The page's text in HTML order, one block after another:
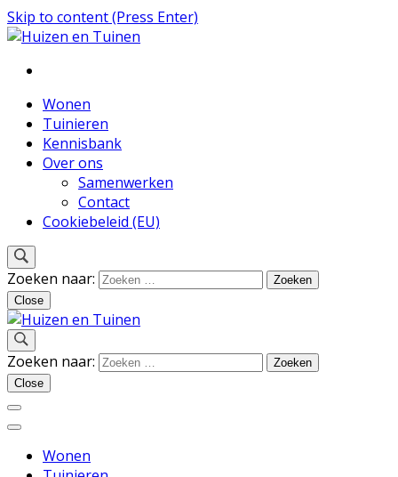
Skip to content (Press Enter)
Huizen en Tuinen
Inspiratie voor wonen en tuinieren
Wonen
Tuinieren
Kennisbank
Over ons
Samenwerken
Contact
Cookiebeleid (EU)
Zoeken naar:
Close
Huizen en Tuinen
Inspiratie voor wonen en tuinieren
Zoeken naar:
Close
Wonen